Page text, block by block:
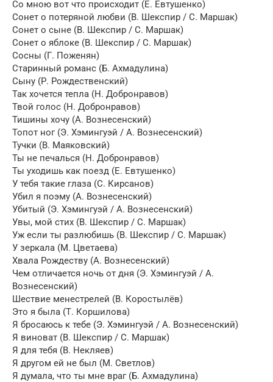
Со мною вот что происходит (Е. Евтушенко)
Сонет о потеряной любви (В. Шекспир / С. Маршак)
Сонет о сыне (В. Шекспир / С. Маршак)
Сонет о яблоке (В. Шекспир / С. Маршак)
Сосны (Г. Поженян)
Старинный романс (Б. Ахмадулина)
Сыну (Р. Рождественский)
Так хочется тепла (Н. Добронравов)
Твой голос (Н. Добронравов)
Тишины хочу (А. Вознесенский)
Топот ног (Э. Хэмингуэй / А. Вознесенский)
Тучки (В. Маяковский)
Ты не печалься (Н. Добронравов)
Ты уходишь как поезд (Е. Евтушенко)
У тебя такие глаза (С. Кирсанов)
Убил я поэму (А. Вознесенский)
Убитый (Э. Хэмингуэй / А. Вознесенский)
Увы, мой стих (В. Шекспир / С. Маршак)
Уж если ты разлюбишь (В. Шекспир / С. Маршак)
У зеркала (М. Цветаева)
Хвала Рождеству (А. Вознеcенский)
Чем отличается ночь от дня (Э. Хэмингуэй / А.
Вознесенский)
Шествие менестрелей (В. Коростылёв)
Это я была (Т. Коршилова)
Я бросаюсь к тебе (Э. Хэмингуэй / А. Вознесенский)
Я виноват (В. Шекспир / С. Маршак)
Я для тебя (В. Некляев)
Я другом ей не был (М. Светлов)
Я думала, что ты мне враг (Б. Ахмадулина)